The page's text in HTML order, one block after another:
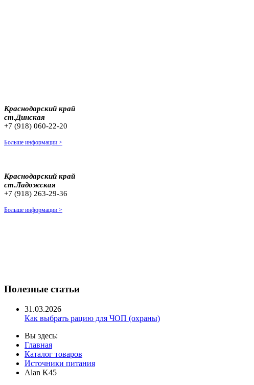
Краснодарский край
ст.Динская
+7 (918) 060-22-20
Больше информации >
Краснодарский край
ст.Ладожская
+7 (918) 263-29-36
Больше информации >
Полезные статьи
31.03.2026
Как выбрать рацию для ЧОП (охраны)
Вы здесь:
Главная
Каталог товаров
Источники питания
Alan K45